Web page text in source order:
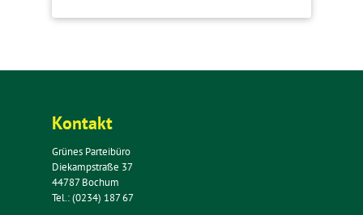
Kontakt
Grünes Parteibüro
Diekampstraße 37
44787 Bochum
Tel.: (0234) 187 67